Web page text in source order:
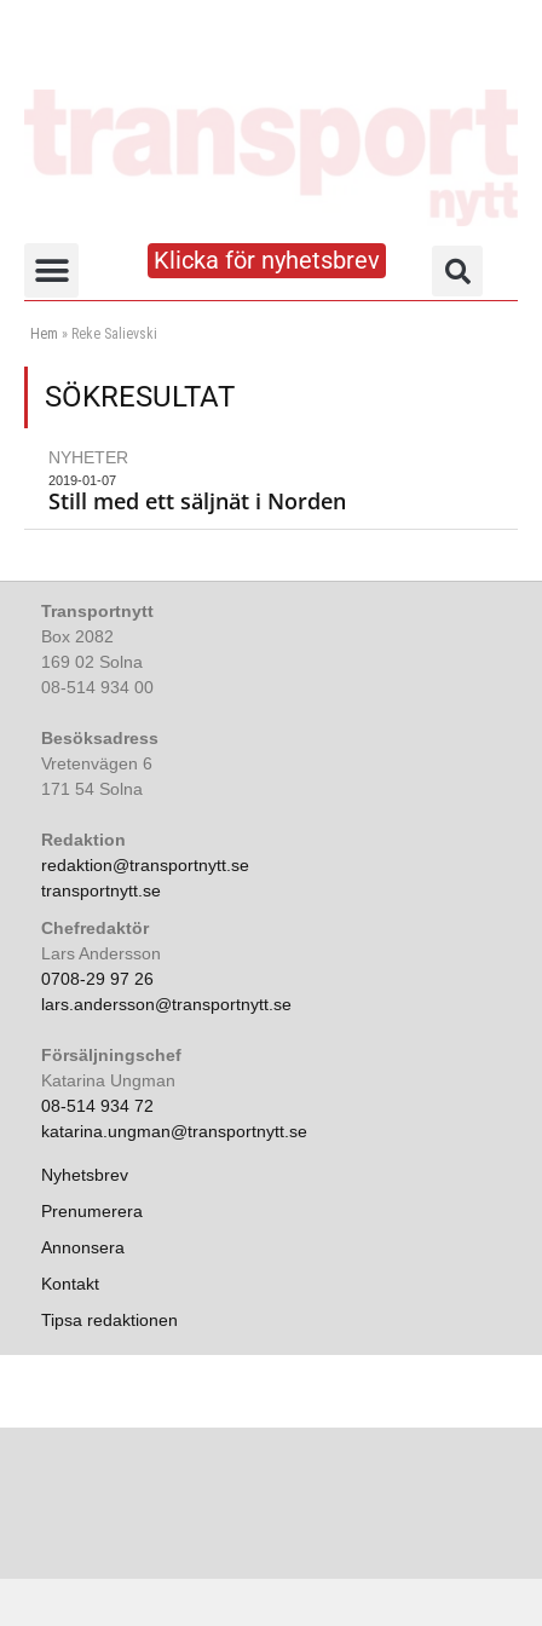
Klicka för nyhetsbrev
Hem » Reke Salievski
SÖKRESULTAT
NYHETER
2019-01-07
Still med ett säljnät i Norden
Transportnytt
Box 2082
169 02 Solna
08-514 934 00
Besöksadress
Vretenvägen 6
171 54 Solna
Redaktion
redaktion@transportnytt.se
transportnytt.se
Chefredaktör
Lars Andersson
0708-29 97 26
lars.andersson@transportnytt.se
Försäljningschef
Katarina Ungman
08-514 934 72
katarina.ungman@transportnytt.se
Nyhetsbrev
Prenumerera
Annonsera
Kontakt
Tipsa redaktionen